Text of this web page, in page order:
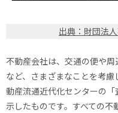
出典：財団法
不動産会社は、交通の便や
など、さまざまなことを考
動産流通近代化センターの
示したものです。すべての